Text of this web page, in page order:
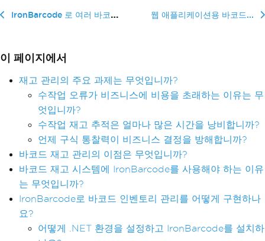
IronBarcode 로 여러 바코드를 읽는 방법: 라이브 데모 요약 웹 애플리케이션용 바코드...
이 페이지에서
재고 관리의 주요 과제는 무엇입니까?
수작업 오류가 비즈니스에 비용을 초래하는 이유는 무
엇입니까?
수작업 재고 추적은 얼마나 많은 시간을 낭비합니까?
언제 구식 통찰력이 비즈니스 결정을 방해합니까?
바코드 재고 관리의 이점은 무엇입니까?
바코드 재고 시스템에 IronBarcode를 사용해야 하는 이유
는 무엇입니까?
IronBarcode로 바코드 인벤토리 관리를 어떻게 구현하나
요?
어떻게 .NET 환경을 설정하고 IronBarcode를 설치하